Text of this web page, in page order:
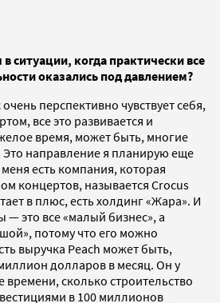
ситуации, когда практически все
оказались под давлением?
перспективно чувствует себя,
все это развивается и
время, может быть, многие
Это направление я планирую еще
есть компания, которая
концертов, называется Crocus
в плюс, есть холдинг «Жара». И
— это все «малый бизнес», а
потому что его можно
выручка Peach может быть,
долларов в месяц. Он у
времени, сколько строительство
в 100 миллионов